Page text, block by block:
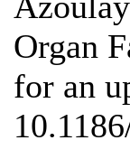
Organ
for an